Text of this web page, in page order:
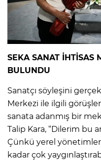
SEKA SANAT İHTİSAS
BULUNDU
Sanatçı söyleşini
Merkezi ile ilgili
sanata adanmış bir
Talip Kara, “Dilerim bu
Çünkü yerel yönetimler
kadar çok